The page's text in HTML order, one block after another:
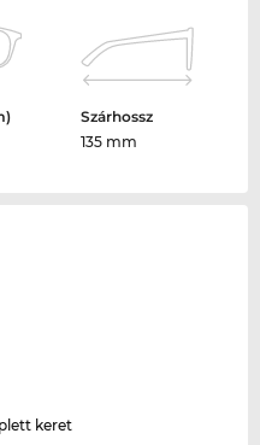
Szárhossz
135 mm
keret